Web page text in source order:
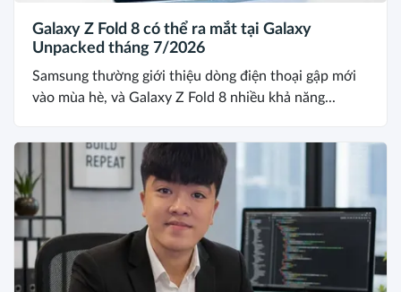
Galaxy Z Fold 8 có thể ra mắt tại Galaxy
Unpacked tháng 7/2026
Samsung thường giới thiệu dòng điện thoại gập mới
vào mùa hè, và Galaxy Z Fold 8 nhiều khả năng...